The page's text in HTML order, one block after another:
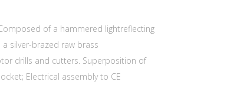
of a hammered lightreflecting
silver-brazed raw brass
drills and cutters. Superposition of
Electrical assembly to CE